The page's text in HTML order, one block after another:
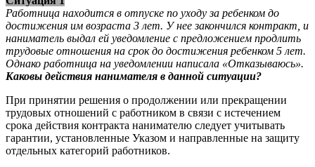
Работница находится в отпуске по уходу за ребенком до
достижения им возраста 3 лет. У нее закончился контракт, и
наниматель выдал ей уведомление с предложением продлить
трудовые отношения на срок до достижения ребенком 5 лет.
Однако работница на уведомлении написала «Отказываюсь».
Каковы действия нанимателя в данной ситуации?
При принятии решения о продолжении или прекращении
трудовых отношений с работником в связи с истечением
срока действия контракта нанимателю следует учитывать
гарантии, установленные Указом и направленные на защиту
отдельных категорий работников.